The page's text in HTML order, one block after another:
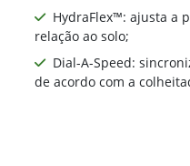
HydraFlex™: ajusta a
relação ao solo;
Dial-A-Speed:
de acordo com a